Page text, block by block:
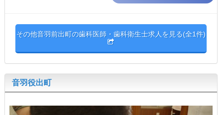
その他音羽前出町の歯科医師・歯科衛生士求人を見る(全1件)
音羽役出町